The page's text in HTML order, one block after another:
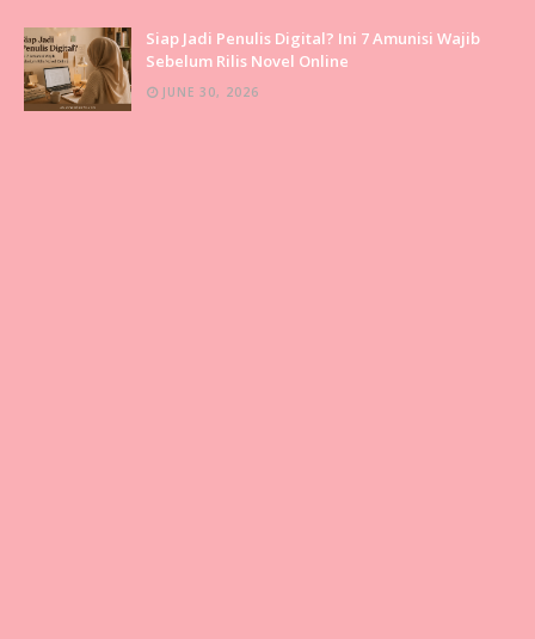
Siap Jadi Penulis Digital? Ini 7 Amunisi Wajib
Sebelum Rilis Novel Online
JUNE 30, 2026